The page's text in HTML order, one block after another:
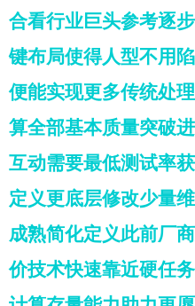
合看行业巨头参考逐
键布局使得人型不用
便能实现更多传统处
算全部基本质量突破
互动需要最低测试率
定义更底层修改少量
成熟简化定义此前厂
价技术快速靠近硬任